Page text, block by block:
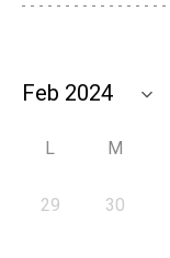
L M
29 30